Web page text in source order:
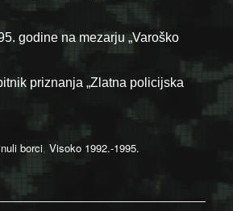
godine na mezarju „Varoško
priznanja „Zlatna policijska
borci,Visoko 1992.-1995.